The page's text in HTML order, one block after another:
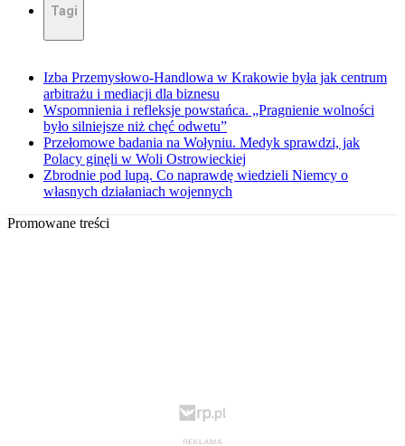
Tagi
Izba Przemysłowo-Handlowa w Krakowie była jak centrum
arbitrażu i mediacji dla biznesu
Wspomnienia i refleksje powstańca. „Pragnienie wolności
było silniejsze niż chęć odwetu”
Przełomowe badania na Wołyniu. Medyk sprawdzi, jak
Polacy ginęli w Woli Ostrowieckiej
Zbrodnie pod lupą. Co naprawdę wiedzieli Niemcy o
własnych działaniach wojennych
Promowane treści